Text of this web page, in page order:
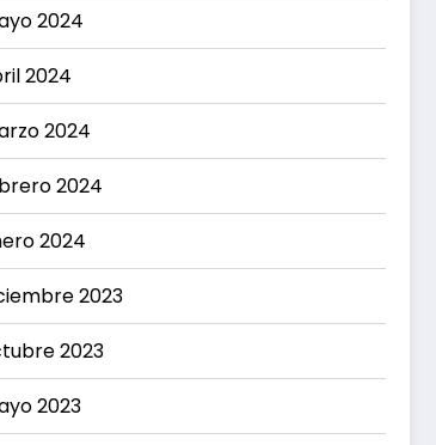
2024
2024
2024
2024
2024
2023
2023
2023